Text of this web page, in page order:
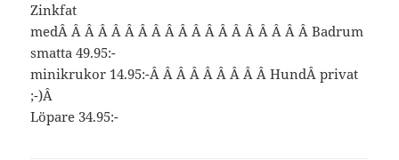
Zinkfat
medÂ Â Â Â Â Â Â Â Â Â Â Â Â Â Â Â Â Â Â Badrum
smatta 49.95:-
minikrukor 14.95:-Â Â Â Â Â Â Â Â Â HundÂ privat
;-)Â
Löpare 34.95:-